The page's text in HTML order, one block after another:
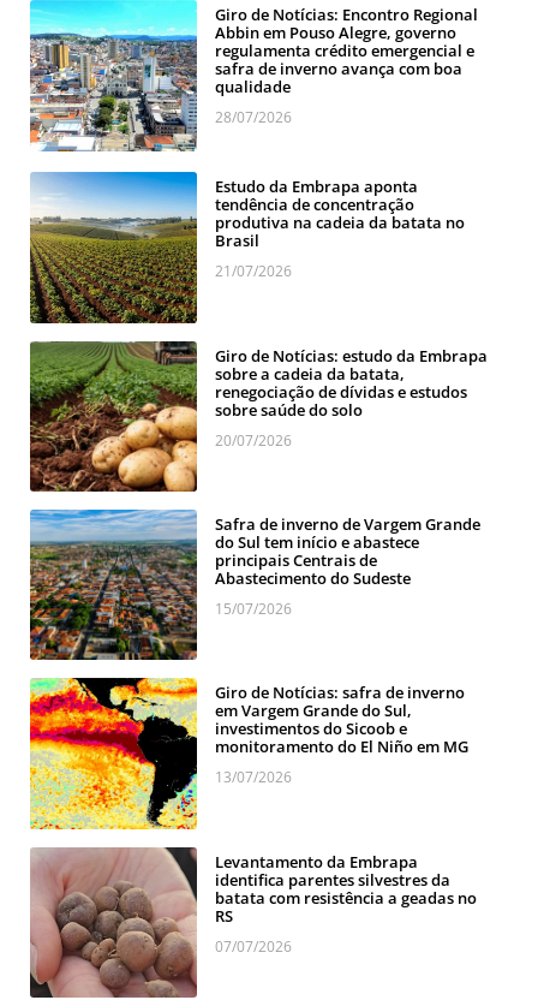
Giro de Notícias: Encontro Regional
Abbin em Pouso Alegre, governo
regulamenta crédito emergencial e
safra de inverno avança com boa
qualidade
28/07/2026
Estudo da Embrapa aponta
tendência de concentração
produtiva na cadeia da batata no
Brasil
21/07/2026
Giro de Notícias: estudo da Embrapa
sobre a cadeia da batata,
renegociação de dívidas e estudos
sobre saúde do solo
20/07/2026
Safra de inverno de Vargem Grande
do Sul tem início e abastece
principais Centrais de
Abastecimento do Sudeste
15/07/2026
Giro de Notícias: safra de inverno
em Vargem Grande do Sul,
investimentos do Sicoob e
monitoramento do El Niño em MG
13/07/2026
Levantamento da Embrapa
identifica parentes silvestres da
batata com resistência a geadas no
RS
07/07/2026